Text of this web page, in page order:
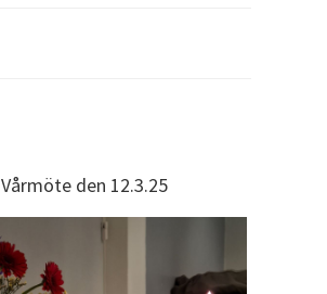
Vårmöte den 12.3.25